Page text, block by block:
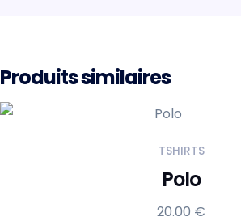
Produits similaires
TSHIRTS
Polo
20.00 €